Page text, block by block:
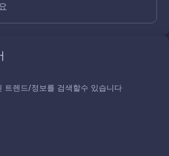
트렌드/정보를 검색할수 있습니다